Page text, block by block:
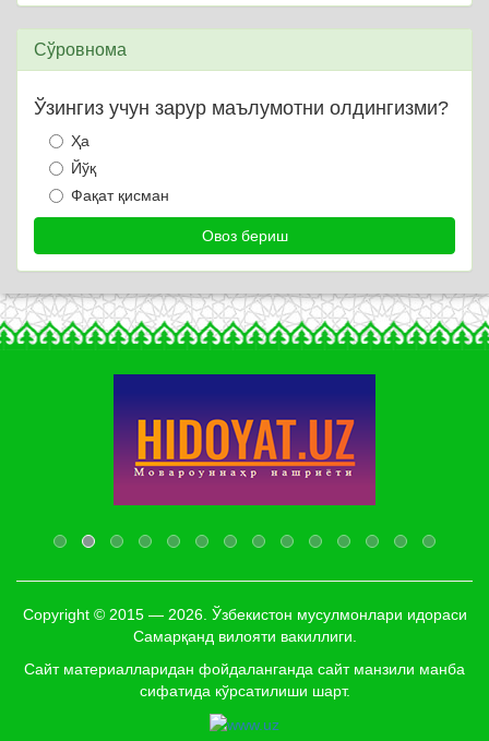
Сўровнома
Ўзингиз учун зарур маълумотни олдингизми?
Ҳа
Йўқ
Фақат қисман
Copyright © 2015 — 2026. Ўзбекистон мусулмонлари идораси
Самарқанд вилояти вакиллиги.
Сайт материалларидан фойдаланганда сайт манзили манба
сифатида кўрсатилиши шарт.